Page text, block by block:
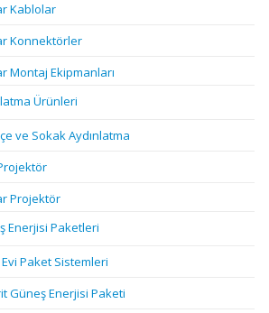
Kablolar
Konnektörler
Montaj Ekipmanları
Ürünleri
ve Sokak Aydınlatma
Projektör
Enerjisi Paketleri
Paket Sistemleri
Güneş Enerjisi Paketi